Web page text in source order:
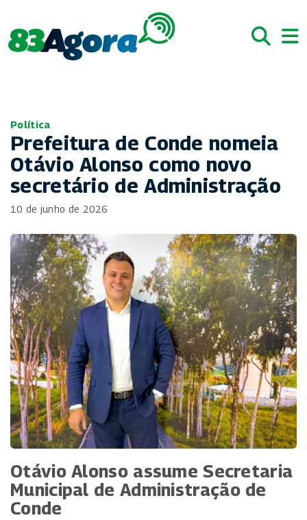
Política
Prefeitura de Conde nomeia
Otávio Alonso como novo
secretário de Administração
10 de junho de 2026
Otávio Alonso assume Secretaria
Municipal de Administração de
Conde